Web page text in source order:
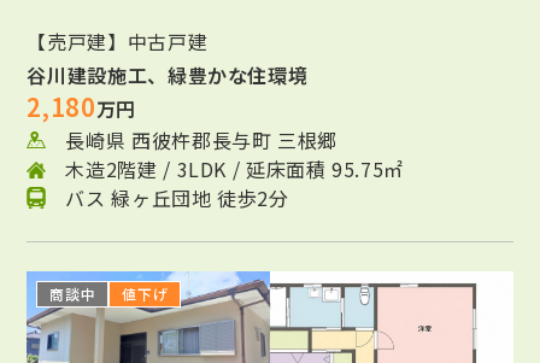
【売戸建】中古戸建
谷川建設施工、緑豊かな住環境
2,180万円
長崎県 西彼杵郡長与町 三根郷
木造2階建 / 3LDK / 延床面積 95.75㎡
バス 緑ヶ丘団地 徒歩2分
商談中 値下げ